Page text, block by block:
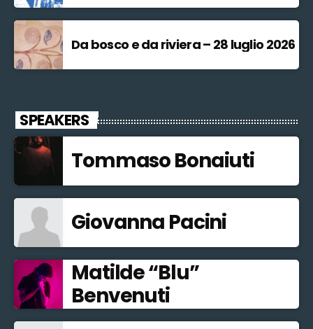
Da bosco e da riviera – 28 luglio 2026
SPEAKERS
Tommaso Bonaiuti
Giovanna Pacini
Matilde “Blu”
Benvenuti